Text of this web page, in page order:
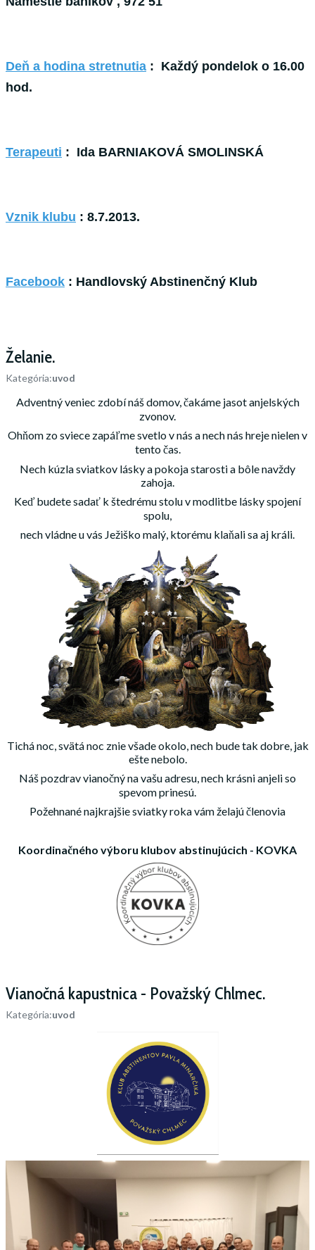
Deň a hodina stretnutia : Každý pondelok o 16.00
hod.
Terapeuti : Ida BARNIAKOVÁ SMOLINSKÁ
Vznik klubu : 8.7.2013.
Facebook : Handlovský Abstinenčný Klub
Želanie.
Kategória:uvod
Adventný veniec zdobí náš domov, čakáme jasot anjelských
zvonov.
Ohňom zo sviece zapáľme svetlo v nás a nech nás hreje nielen v
tento čas.
Nech kúzla sviatkov lásky a pokoja starosti a bôle navždy
zahoja.
Keď budete sadať k štedrému stolu v modlitbe lásky spojení
spolu,
nech vládne u vás Ježiško malý, ktorému klaňali sa aj králi.
Tichá noc, svätá noc znie všade okolo, nech bude tak dobre, jak
ešte nebolo.
Náš pozdrav vianočný na vašu adresu, nech krásni anjeli so
spevom prinesú.
Požehnané najkrajšie sviatky roka vám želajú členovia
Koordinačného výboru klubov abstinujúcich - KOVKA
Vianočná kapustnica - Považský Chlmec.
Kategória:uvod